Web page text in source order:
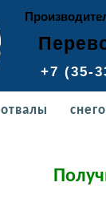
+7
отвалы